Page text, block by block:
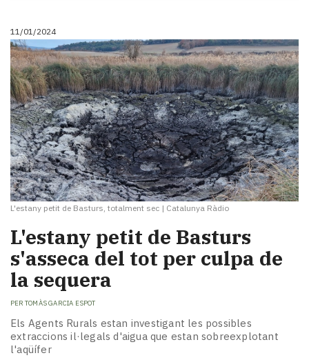
newsletter
del
Pallars
Contingut
patrocinat
Lo
més
llegit...
Editorial
11/01/2024
L'estany petit de Basturs, totalment sec | Catalunya Ràdio
L'estany petit de Basturs
s'asseca del tot per culpa de
la sequera
PER TOMÀS GARCIA ESPOT
Els Agents Rurals estan investigant les possibles
extraccions il·legals d'aigua que estan sobreexplotant
l'aqüífer